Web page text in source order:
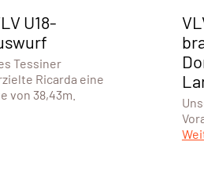
U18-
Tessiner
Ricarda eine
von 38,43m.